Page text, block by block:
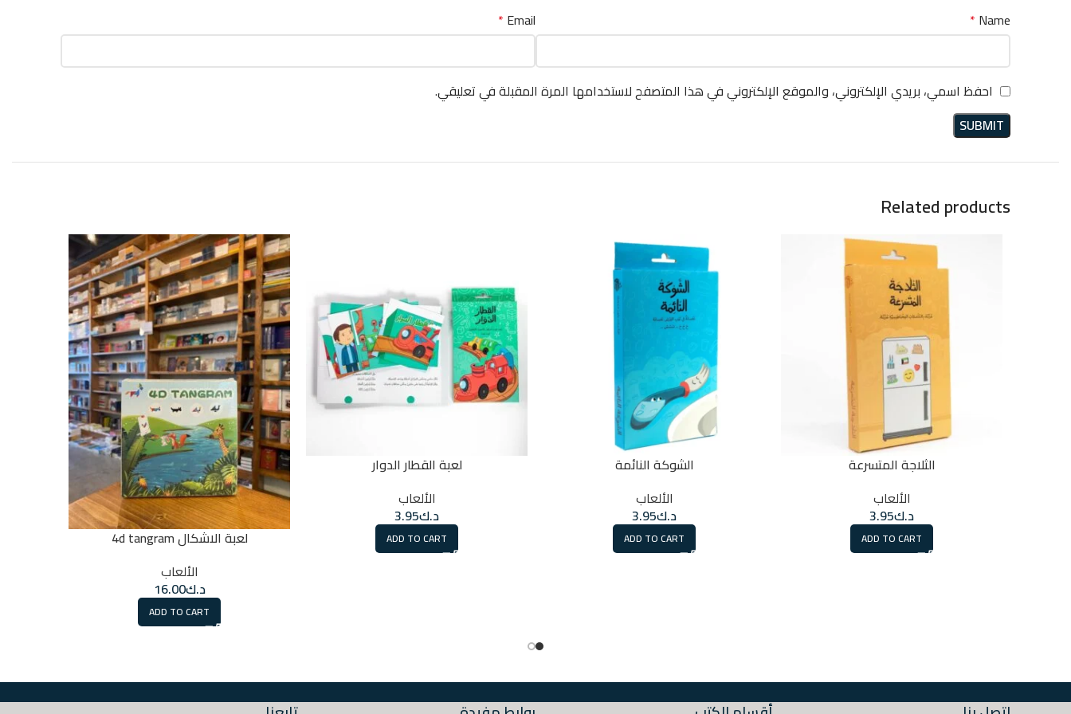
Name
*
Email
*
احفظ اسمي، بريدي الإلكتروني، والموقع الإلكتروني في هذا المتصفح لاستخدامها المرة المقبلة في تعليقي.
Related products
الثلاجة المتسرعة
الألعاب
د.ك3.95
ADD TO CART
الشوكة النائمة
الألعاب
د.ك3.95
ADD TO CART
لعبة القطار الدوار
الألعاب
د.ك3.95
ADD TO CART
لعبة الاشكال 4d tangram
الألعاب
د.ك16.00
ADD TO CART